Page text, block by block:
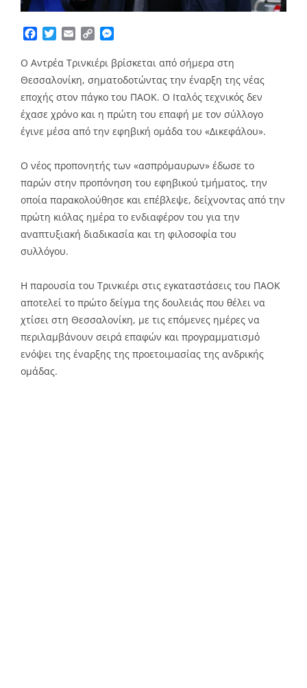
Facebook
TwitterEmailCopy
Ο Αντρέα Τρινκιέρι βρίσκεται από σήμερα στη
Θεσσαλονίκη, σηματοδοτώντας την έναρξη της νέας
εποχής στον πάγκο του ΠΑΟΚ. Ο Ιταλός τεχνικός δεν
έχασε χρόνο και η πρώτη του επαφή με τον σύλλογο
έγινε μέσα από την εφηβική ομάδα του «Δικεφάλου».
Ο νέος προπονητής των «ασπρόμαυρων» έδωσε το
παρών στην προπόνηση του εφηβικού τμήματος, την
οποία παρακολούθησε και επέβλεψε, δείχνοντας από την
πρώτη κιόλας ημέρα το ενδιαφέρον του για την
αναπτυξιακή διαδικασία και τη φιλοσοφία του
συλλόγου.
Η παρουσία του Τρινκιέρι στις εγκαταστάσεις του ΠΑΟΚ
αποτελεί το πρώτο δείγμα της δουλειάς που θέλει να
χτίσει στη Θεσσαλονίκη, με τις επόμενες ημέρες να
περιλαμβάνουν σειρά επαφών και προγραμματισμό
ενόψει της έναρξης της προετοιμασίας της ανδρικής
ομάδας.